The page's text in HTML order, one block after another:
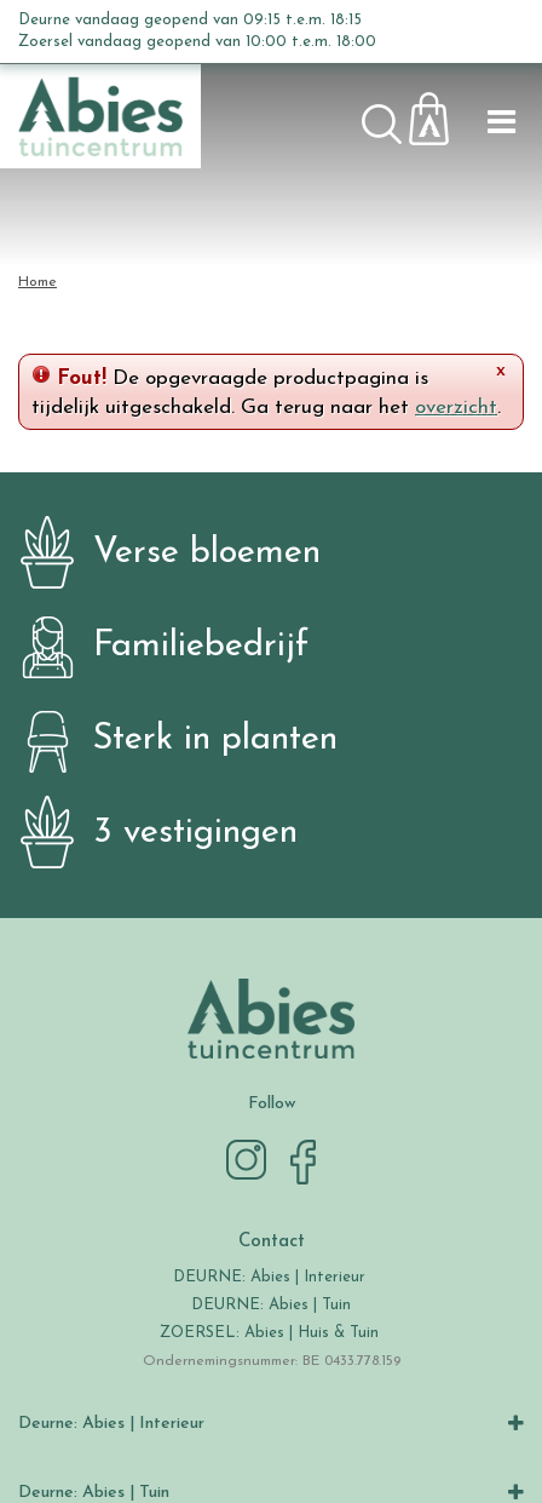
n
Home
Deurne vandaag geopend van 09:15 t.e.m. 18:15
Zoersel vandaag geopend van 10:00 t.e.m. 18:00
x
Fout! De opgevraagde productpagina is
tijdelijk uitgeschakeld. Ga terug naar het overzicht.
Verse bloemen
Familiebedrijf
Sterk in planten
3 vestigingen
Follow
Contact
DEURNE: Abies | Interieur
DEURNE: Abies | Tuin
ZOERSEL: Abies | Huis & Tuin
Ondernemingsnummer: BE 0433.778.159
Deurne: Abies | Interieur
Deurne: Abies | Tuin